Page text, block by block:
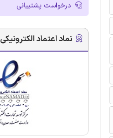
درخواست پشتیبانی
نماد اعتماد الکترونیکی